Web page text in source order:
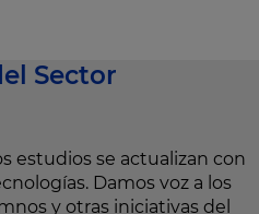
Sector
estudios se actualizan con
Damos voz a los
y otras iniciativas del